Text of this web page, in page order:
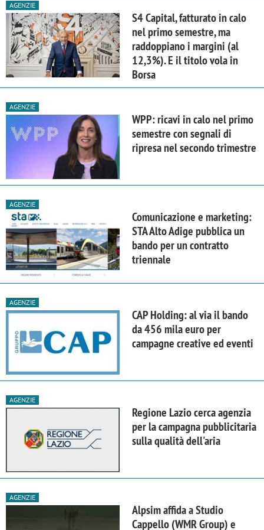
AGENZIE
S4 Capital, fatturato in calo
nel primo semestre, ma
raddoppiano i margini (al
12,3%). E il titolo vola in
Borsa
AGENZIE
WPP: ricavi in calo nel primo
semestre con segnali di
ripresa nel secondo trimestre
AGENZIE
Comunicazione e marketing:
STA Alto Adige pubblica un
bando per un contratto
triennale
AGENZIE
CAP Holding: al via il bando
da 456 mila euro per
campagne creative ed eventi
AGENZIE
Regione Lazio cerca agenzia
per la campagna pubblicitaria
sulla qualità dell'aria
AGENZIE
Alpsim affida a Studio
Cappello (WMR Group) e